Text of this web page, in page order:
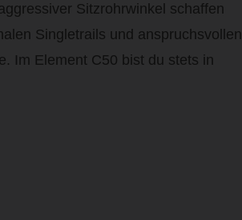
Sitzrohrwinkel schaffen
Singletrails und anspruchsvollen
Im Element C50 bist du stets in